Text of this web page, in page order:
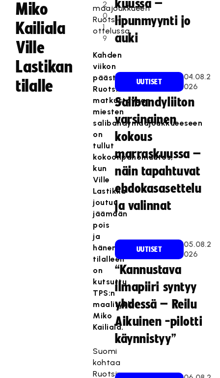
Miko
Kailiala
Ville
Lastikan
tilalle
2
0
1
9
maajoukkueen
Ruotsi-
ottelussa.
Kahden
viikon
päästä
Ruotsiin
matkustavaan
miesten
salibandymaajoukkueeseen
on
tullut
kokoonpanomuutos,
kun
Ville
Lastikka
joutuu
jäämään
pois
ja
hänen
tilalleen
on
kutsuttu
TPS:n
maalitykki
Miko
Kailiala.
Suomi
kohtaa
Ruotsin
kuussa –
lipunmyynti jo
auki
UUTISET
04.08.2
026
Salibandyliiton
varsinainen
kokous
marraskuussa –
näin tapahtuvat
ehdokasasettelu
ja valinnat
UUTISET
05.08.2
026
“Kannustava
ilmapiiri syntyy
yhdessä – Reilu
Aikuinen -pilotti
käynnistyy”